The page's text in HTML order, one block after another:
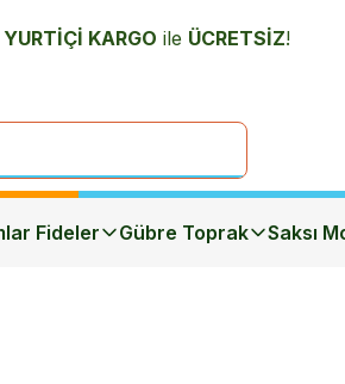
YURTİÇİ KARGO ile ÜCRETSİZ!
Fideler Gübre Toprak Saksı